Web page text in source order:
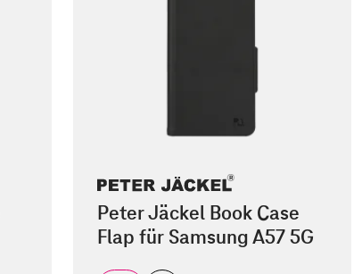
Peter Jäckel Book Case
Flap für Samsung A57 5G